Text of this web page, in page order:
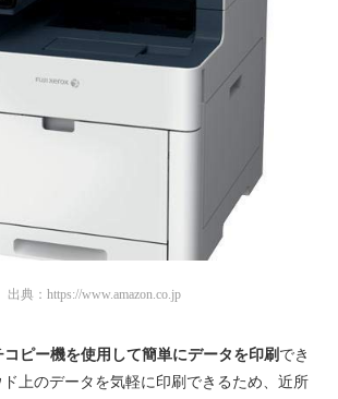
出典： https://www.amazon.co.jp
ピー機を使用して簡単にデータを印刷 でき
ド上のデータを気軽に印刷できるため、近所